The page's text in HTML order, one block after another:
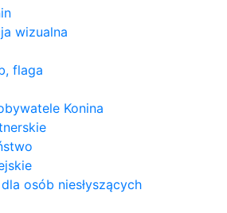
wizualna
flaga
Konina
osób niesłyszących